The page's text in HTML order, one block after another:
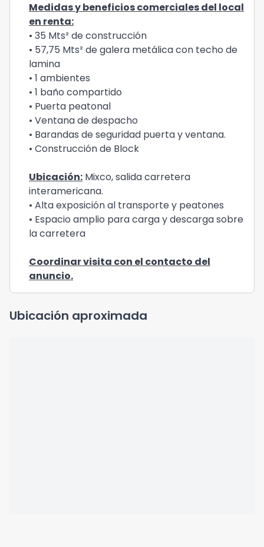
Medidas y beneficios comerciales del local
en renta:
• 35 Mts² de construcción
• 57,75 Mts² de galera metálica con techo de
lamina
• 1 ambientes
• 1 baño compartido
• Puerta peatonal
• Ventana de despacho
• Barandas de seguridad puerta y ventana.
• Construcción de Block
Ubicación: Mixco, salida carretera
interamericana.
• Alta exposición al transporte y peatones
• Espacio amplio para carga y descarga sobre
la carretera
Coordinar visita con el contacto del
anuncio.
Ubicación aproximada